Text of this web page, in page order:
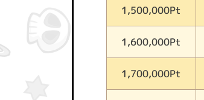
1,500,000Pt
1,600,000Pt
1,700,000Pt